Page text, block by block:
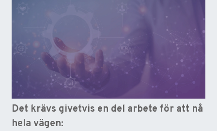
Det krävs givetvis en del arbete för att nå
hela vägen: